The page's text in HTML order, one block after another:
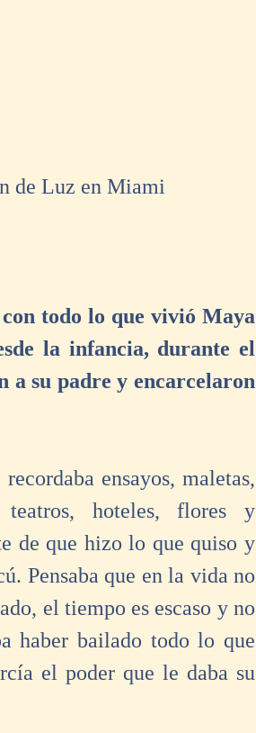
de Luz en Miami
todo lo que vivió Maya
la infancia, durante el
a su padre y encarcelaron
ensayos, maletas,
teatros, hoteles, flores y
de que hizo lo que quiso y
Pensaba que en la vida no
el tiempo es escaso y no
haber bailado todo lo que
el poder que le daba su